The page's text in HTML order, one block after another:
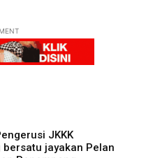
JKKK
bersatu jayakan Pelan